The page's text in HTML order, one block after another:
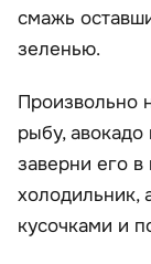
смажь
зеленью.
Произвольно
рыбу,
заверни его в
холодильник,
кусочками и